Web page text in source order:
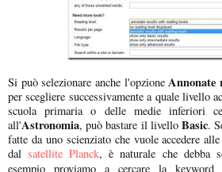
Si può selezionare anche l'opzioneAnnonate
per scegliere successivamente a quale livello
scuola primaria o delle medie inferiori
all'Astronomia, può bastare il livello Basic.
fatte da uno scienziato che vuole accedere
dalsatellite Planck, è naturale che debba
esempio proviamo a cercare la keyword